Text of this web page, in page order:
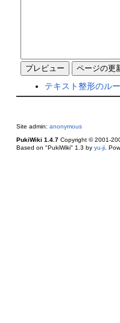
テキスト整形のル
Site admin: anonymous
PukiWiki 1.4.7Copyright © 2001-
Based on "PukiWiki" 1.3 by yu-ji.